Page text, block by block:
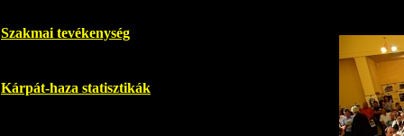
Szakmai tevékenység
Kárpát-haza statisztikák